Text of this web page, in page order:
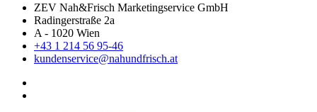
ZEV Nah&Frisch Marketingservice GmbH
Radingerstraße 2a
A - 1020 Wien
+43 1 214 56 95-46
kundenservice@nahundfrisch.at